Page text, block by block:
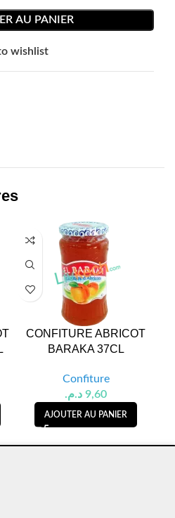
AU PANIER
wishlist
CONFITURE ABRICOT
BARAKA 37CL
Confiture
9,60 د.م.
AJOUTER AU PANIER